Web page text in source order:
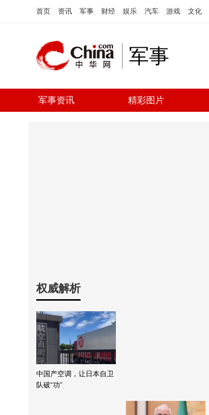
首页 资讯 军事 财经 娱乐 汽车 游戏 文化
军事
军事资讯 精彩图片
权威解析
中国产空调，让日本自卫
队破“功”